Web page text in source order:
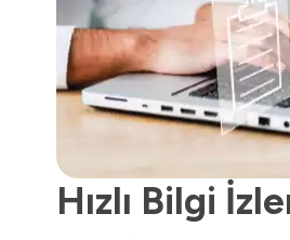
Hızlı Bilgi